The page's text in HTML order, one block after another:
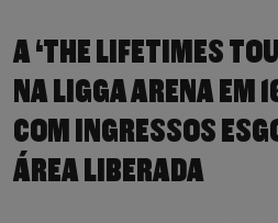
A ‘THE LIFETIMES
NA LIGGA ARENA EM
COM INGRESSOS
ÁREA LIBERADA